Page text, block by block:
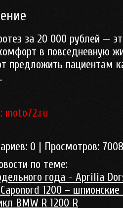
за 20 000 рублей —
в повседневную
предложить пациентам
moto72.ru
0 | Просмотров: 7008
по теме:
года - Aprilia
1200 –
BMW R 1200 R